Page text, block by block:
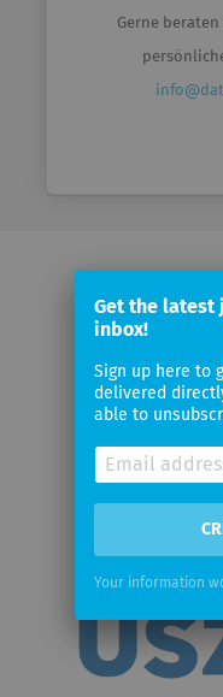
Gerne
Ein
Get the latest
inbox!
Sign up here to
delivered
able to
Your information